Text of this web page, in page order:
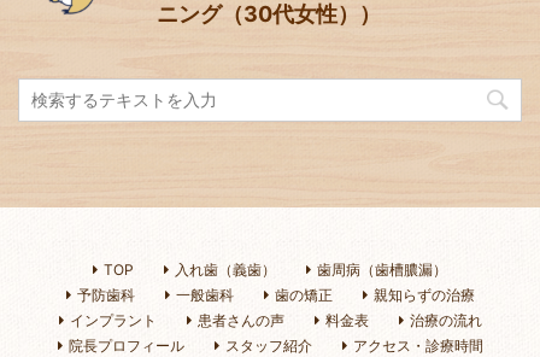
ニング（30代女性））
TOP 入れ歯（義歯）
歯周病（歯槽膿漏）
予防歯科
一般歯科 歯の矯正
親知らずの治療
インプラント
患者さんの声 料金表
治療の流れ
院長プロフィール
スタッフ紹介
アクセス・診療時間